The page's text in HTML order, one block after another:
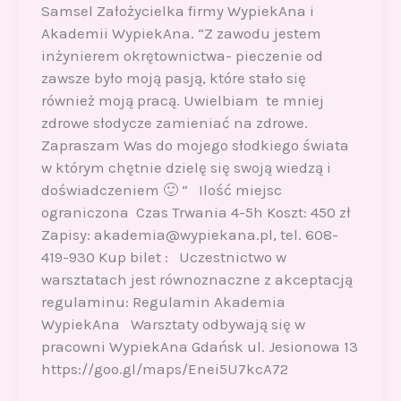
Samsel Założycielka firmy WypiekAna i
Akademii WypiekAna. “Z zawodu jestem
inżynierem okrętownictwa- pieczenie od
zawsze było moją pasją, które stało się
również moją pracą. Uwielbiam te mniej
zdrowe słodycze zamieniać na zdrowe.
Zapraszam Was do mojego słodkiego świata
w którym chętnie dzielę się swoją wiedzą i
doświadczeniem 🙂 “ Ilość miejsc
ograniczona Czas Trwania 4-5h Koszt: 450 zł
Zapisy: akademia@wypiekana.pl, tel. 608-
419-930 Kup bilet : Uczestnictwo w
warsztatach jest równoznaczne z akceptacją
regulaminu: Regulamin Akademia
WypiekAna Warsztaty odbywają się w
pracowni WypiekAna Gdańsk ul. Jesionowa 13
https://goo.gl/maps/Enei5U7kcA72